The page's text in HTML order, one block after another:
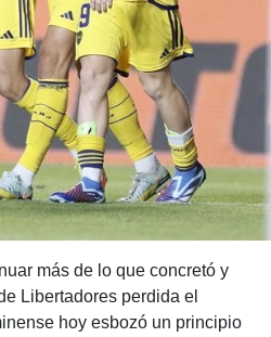
más de lo que concretó y
Libertadores perdida el
hoy esbozó un principio